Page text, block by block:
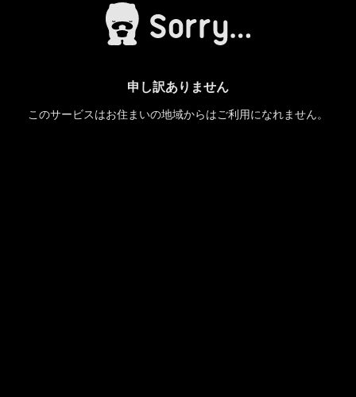
申し訳ありません
このサービスはお住まいの地域からはご利用になれません。